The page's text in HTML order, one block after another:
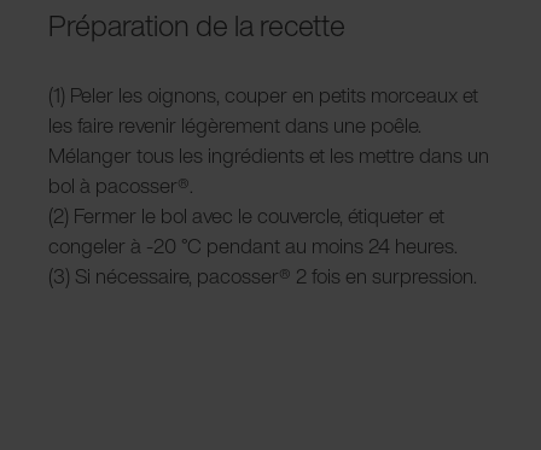
Préparation de la recette
(1) Peler les oignons, couper en petits morceaux et
les faire revenir légèrement dans une poêle.
Mélanger tous les ingrédients et les mettre dans un
bol à pacosser®.
(2) Fermer le bol avec le couvercle, étiqueter et
congeler à -20 °C pendant au moins 24 heures.
(3) Si nécessaire, pacosser® 2 fois en surpression.